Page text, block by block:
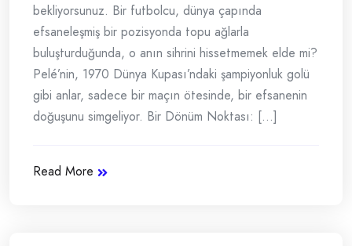
bekliyorsunuz. Bir futbolcu, dünya çapında
efsaneleşmiş bir pozisyonda topu ağlarla
buluşturduğunda, o anın sihrini hissetmemek elde mi?
Pelé’nin, 1970 Dünya Kupası’ndaki şampiyonluk golü
gibi anlar, sadece bir maçın ötesinde, bir efsanenin
doğuşunu simgeliyor. Bir Dönüm Noktası: [...]
Read More